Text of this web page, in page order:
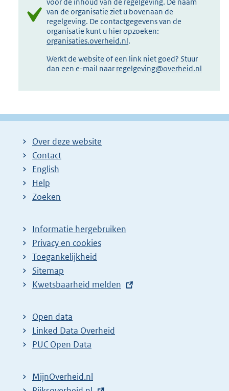
voor de inhoud van de regelgeving. De naam
van de organisatie ziet u bovenaan de
regelgeving. De contactgegevens van de
organisatie kunt u hier opzoeken:
organisaties.overheid.nl.
Werkt de website of een link niet goed? Stuur
dan een e-mail naar regelgeving@overheid.nl
Over deze website
Contact
English
Help
Zoeken
Informatie hergebruiken
Privacy en cookies
Toegankelijkheid
Sitemap
E
t
e
r
l
Kwetsbaarheid melden
Open data
Linked Data Overheid
PUC Open Data
MijnOverheid.nl